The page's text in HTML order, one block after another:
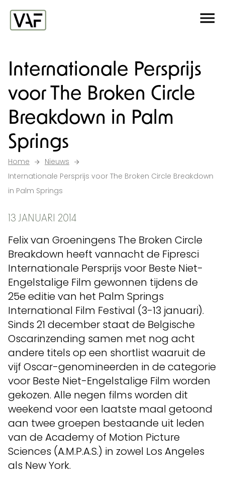
Ga verder naar de inhoud
Internationale Persprijs
voor The Broken Circle
Breakdown in Palm
Springs
Home
Nieuws
Internationale Persprijs voor The Broken Circle Breakdown
in Palm Springs
13 JANUARI 2014
Felix van Groeningens The Broken Circle
Breakdown heeft vannacht de Fipresci
Internationale Persprijs voor Beste Niet-
Engelstalige Film gewonnen tijdens de
25e editie van het Palm Springs
International Film Festival (3-13 januari).
Sinds 21 december staat de Belgische
Oscarinzending samen met nog acht
andere titels op een shortlist waaruit de
vijf Oscar-genomineerden in de categorie
voor Beste Niet-Engelstalige Film worden
gekozen. Alle negen films worden dit
weekend voor een laatste maal getoond
aan twee groepen bestaande uit leden
van de Academy of Motion Picture
Sciences (A.M.P.A.S.) in zowel Los Angeles
als New York.